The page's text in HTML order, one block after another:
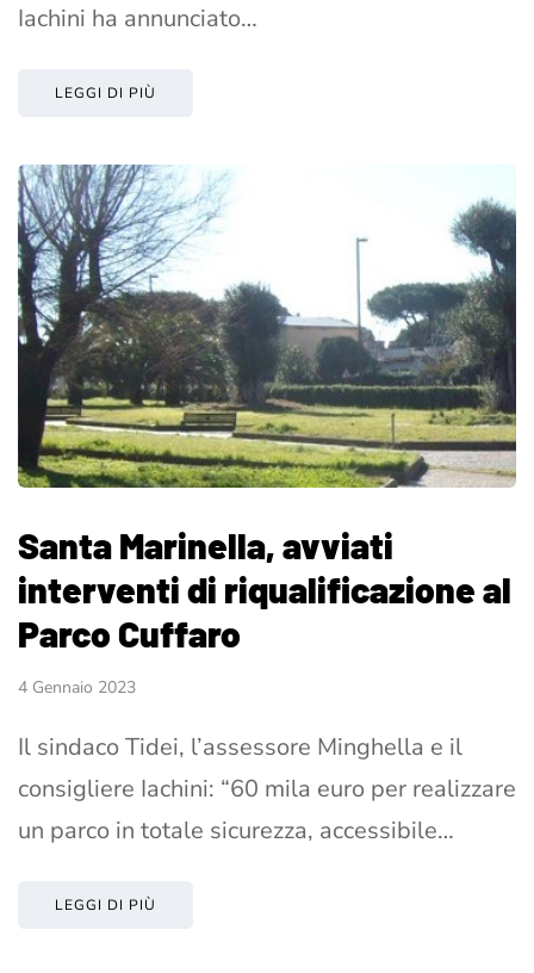
Iachini ha annunciato…
LEGGI DI PIÙ
Santa Marinella, avviati
interventi di riqualificazione al
Parco Cuffaro
4 Gennaio 2023
Il sindaco Tidei, l’assessore Minghella e il
consigliere Iachini: “60 mila euro per realizzare
un parco in totale sicurezza, accessibile…
LEGGI DI PIÙ